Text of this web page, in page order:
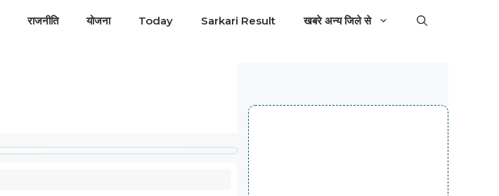
राजनीति योजना Today Sarkari Result खबरे अन्य जिले से